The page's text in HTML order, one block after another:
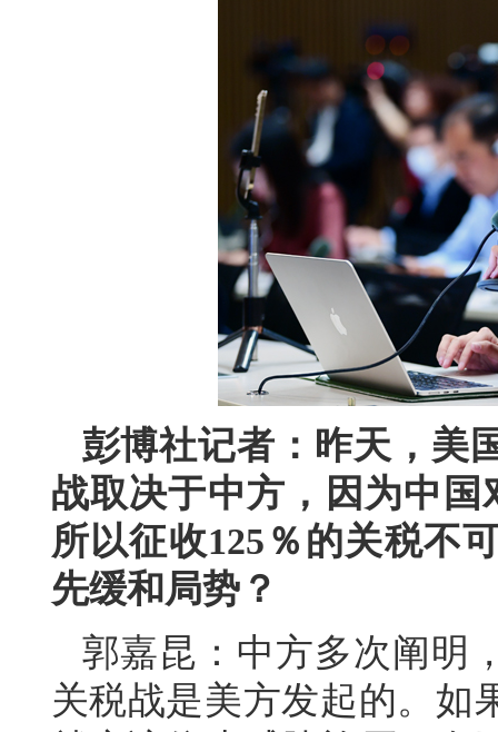
彭博社记者：昨天，美
战取决于中方，因为中
所以征收125％的关税不
先缓和局势？
郭嘉昆：中方多次阐明
关税战是美方发起的。如